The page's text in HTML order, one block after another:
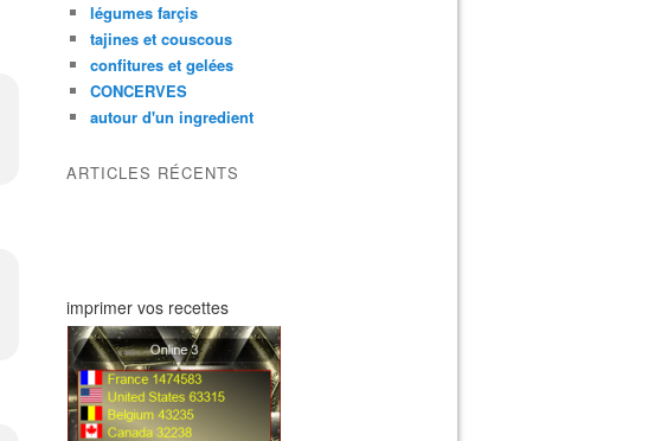
légumes farçis
tajines et couscous
confitures et gelées
CONCERVES
autour d'un ingredient
ARTICLES RÉCENTS
imprimer vos recettes